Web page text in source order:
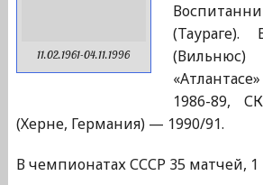
11.02.1961-04.11.1996
(Таураге).
1986-89,
(Херне, Германия) — 1990/91.
В чемпионатах СССР 35 матчей, 1